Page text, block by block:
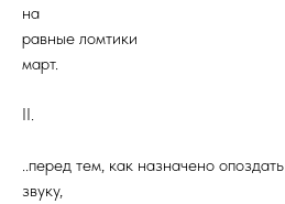
на
равные ломтики
март.
II.
..перед тем, как назначено опоздать
звуку,